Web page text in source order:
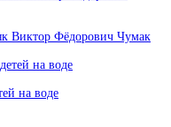
Виктор Фёдорович Чумак
на воде